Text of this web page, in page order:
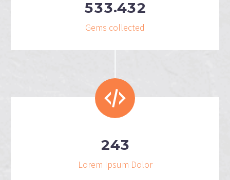
533.432
Gems collected
243
Lorem Ipsum Dolor